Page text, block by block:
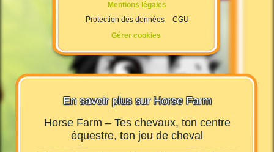
Mentions légales
Protection des données
CGU
Gérer cookies
En savoir plus sur Horse Farm
Horse Farm – Tes chevaux, ton centre
équestre, ton jeu de cheval